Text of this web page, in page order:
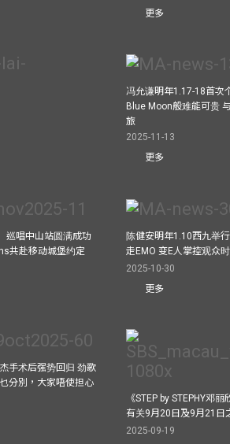
更多
冯允谦明年1.17-18首次
Blue Moon般难能可贵
旅
2025-11-13
更多
巡唱中山站圆满成功
共赴移动城堡约定
陈健安明年1.10西九举
走EMO 变E人掌控观众
2025-10-30
更多
手术后强势回归 劲歌
分別，大家唔使担心
《STEP by STEPHY邓
有关9月20日及9月21日
2025-09-19